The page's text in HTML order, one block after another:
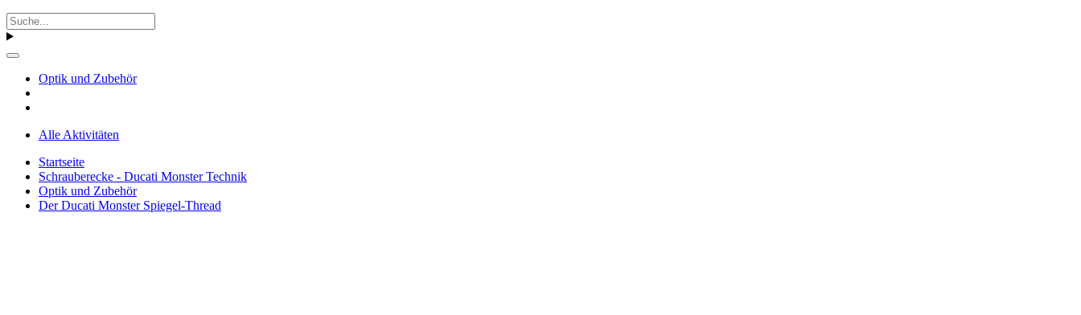
Optik und Zubehör
Alle Aktivitäten
Startseite
Schrauberecke - Ducati Monster Technik
Optik und Zubehör
Der Ducati Monster Spiegel-Thread